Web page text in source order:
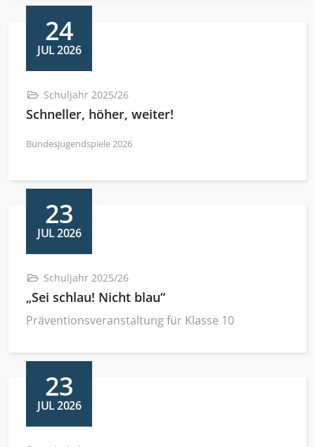
24
JUL 2026
Schuljahr 2025/26
Schneller, höher, weiter!
Bundesjugendspiele 2026
23
JUL 2026
Schuljahr 2025/26
„Sei schlau! Nicht blau“
Präventionsveranstaltung für Klasse 10
23
JUL 2026